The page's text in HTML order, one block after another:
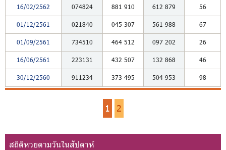
16/02/2562 074824 881 910 612 879 56
01/12/2561 021840 045 307 561 988 67
01/09/2561 734510 464 512 097 202 26
16/06/2561 223131 432 507 132 868 46
30/12/2560 911234 373 495 504 953 98
1 2
สถิติหวยตามวันในสัปดาห์